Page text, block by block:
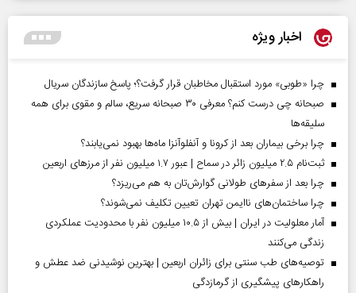
اخبار ویژه
چرا «طوبی» مورد استقبال مخاطبان قرار گرفت؟؛ پاسخ سازندگان سریال
صبحانه چی درست کنم؟ معرفی ۳۰ صبحانه سریع، سالم و مقوی برای همه
سلیقه‌ها
چرا برخی بیماران بعد از کرونا و آنفلوآنزا ماه‌ها بهبود نمی‌یابند؟
ثبت‌نام ۲.۵ میلیون زائر در سماح | عبور ۱.۷ میلیون نفر از مرز‌های اربعین
چرا بعد از سفرهای طولانی گوارش‌تان به هم می‌ریزد؟
چرا ساختمان‌های ناایمن تهران تعیین تکلیف نمی‌شوند؟
آمار معلولیت در ایران | بیش از ۱۰.۵ میلیون نفر با محدودیت عملکردی
زندگی می‌کنند
توصیه‌های طب سنتی برای زائران اربعین | بهترین نوشیدنی ضد عطش و
راهکارهای پیشگیری از گرمازدگی